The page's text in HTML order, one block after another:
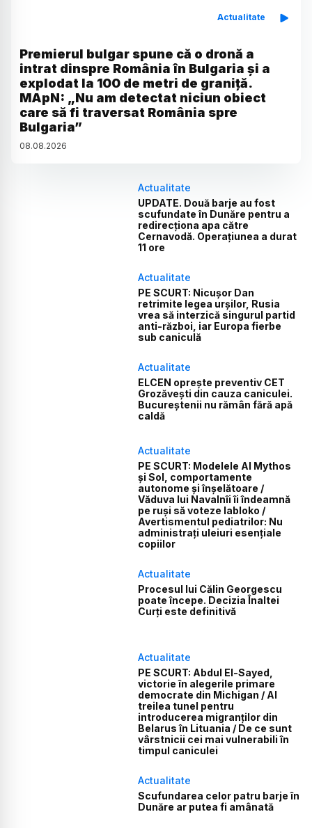
Actualitate
Premierul bulgar spune că o dronă a
intrat dinspre România în Bulgaria și a
explodat la 100 de metri de graniță.
MApN: „Nu am detectat niciun obiect
care să fi traversat România spre
Bulgaria”
08.08.2026
Actualitate
UPDATE. Două barje au fost
scufundate în Dunăre pentru a
redirecționa apa către
Cernavodă. Operațiunea a durat
11 ore
Actualitate
PE SCURT: Nicușor Dan
retrimite legea urșilor, Rusia
vrea să interzică singurul partid
anti-război, iar Europa fierbe
sub caniculă
Actualitate
ELCEN oprește preventiv CET
Grozăvești din cauza caniculei.
Bucureștenii nu rămân fără apă
caldă
Actualitate
PE SCURT: Modelele AI Mythos
și Sol, comportamente
autonome și înșelătoare /
Văduva lui Navalnîi îi îndeamnă
pe ruși să voteze Iabloko /
Avertismentul pediatrilor: Nu
administrați uleiuri esențiale
copiilor
Actualitate
Procesul lui Călin Georgescu
poate începe. Decizia Înaltei
Curți este definitivă
Actualitate
PE SCURT: Abdul El-Sayed,
victorie în alegerile primare
democrate din Michigan / Al
treilea tunel pentru
introducerea migranților din
Belarus în Lituania / De ce sunt
vârstnicii cei mai vulnerabili în
timpul caniculei
Actualitate
Scufundarea celor patru barje în
Dunăre ar putea fi amânată